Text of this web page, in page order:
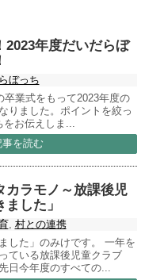
2023年度だいだらぼ
ぼっち
卒業式をもって2023年度の
りました。ポイントを絞っ
お伝えしま...
事を読む
カラモノ～放課後児
した」
, 村との連携
した」のみけです。 一年を
ている放課後児童クラブ
日今年度のすべての...